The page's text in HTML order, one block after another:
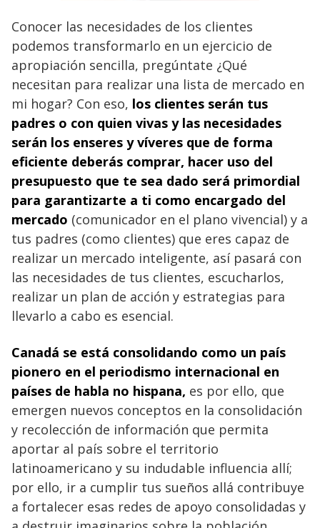
Conocer las necesidades de los clientes
podemos transformarlo en un ejercicio de
apropiación sencilla, pregúntate ¿Qué
necesitan para realizar una lista de mercado en
mi hogar? Con eso, los clientes serán tus
padres o con quien vivas y las necesidades
serán los enseres y víveres que de forma
eficiente deberás comprar, hacer uso del
presupuesto que te sea dado será primordial
para garantizarte a ti como encargado del
mercado (comunicador en el plano vivencial) y a
tus padres (como clientes) que eres capaz de
realizar un mercado inteligente, así pasará con
las necesidades de tus clientes, escucharlos,
realizar un plan de acción y estrategias para
llevarlo a cabo es esencial.
Canadá se está consolidando como un país
pionero en el periodismo internacional en
países de habla no hispana, es por ello, que
emergen nuevos conceptos en la consolidación
y recolección de información que permita
aportar al país sobre el territorio
latinoamericano y su indudable influencia allí;
por ello, ir a cumplir tus sueños allá contribuye
a fortalecer esas redes de apoyo consolidadas y